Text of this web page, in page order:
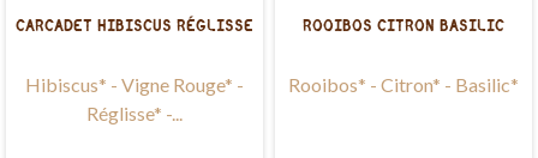
CARCADET HIBISCUS RÉGLISSE
Hibiscus* - Vigne Rouge* -
Réglisse* -...
ROOIBOS CITRON BASILIC
Rooibos* - Citron* - Basilic*